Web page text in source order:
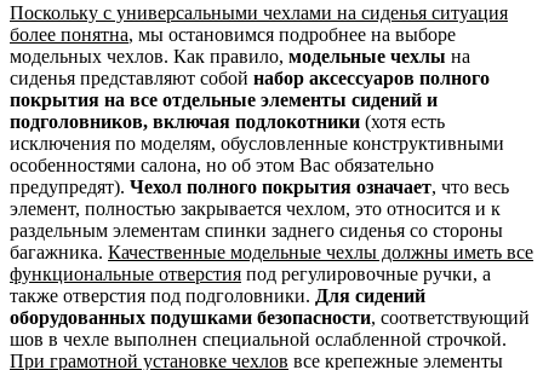
Поскольку с универсальными чехлами на сиденья ситуация
более понятна, мы остановимся подробнее на выборе
модельных чехлов. Как правило, модельные чехлы на
сиденья представляют собой набор аксессуаров полного
покрытия на все отдельные элементы сидений и
подголовников, включая подлокотники (хотя есть
исключения по моделям, обусловленные конструктивными
особенностями салона, но об этом Вас обязательно
предупредят). Чехол полного покрытия означает, что весь
элемент, полностью закрывается чехлом, это относится и к
раздельным элементам спинки заднего сиденья со стороны
багажника. Качественные модельные чехлы должны иметь все
функциональные отверстия под регулировочные ручки, а
также отверстия под подголовники. Для сидений
оборудованных подушками безопасности, соответствующий
шов в чехле выполнен специальной ослабленной строчкой.
При грамотной установке чехлов все крепежные элементы